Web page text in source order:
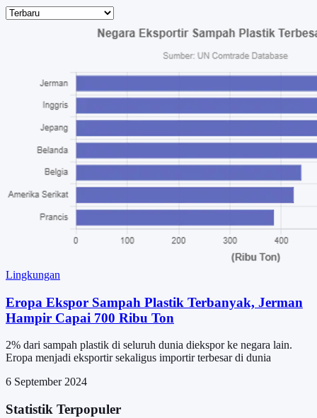
Lingkungan
Eropa Ekspor Sampah Plastik Terbanyak, Jerman
Hampir Capai 700 Ribu Ton
2% dari sampah plastik di seluruh dunia diekspor ke negara lain.
Eropa menjadi eksportir sekaligus importir terbesar di dunia
6 September 2024
Statistik Terpopuler